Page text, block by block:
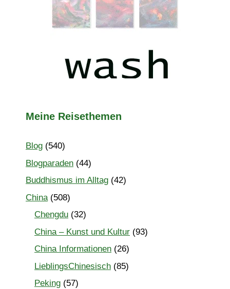
Meine Reisethemen
Blog (540)
Blogparaden (44)
Buddhismus im Alltag (42)
China(508)
Chengdu (32)
China – Kunst und Kultur (93)
China Informationen (26)
LieblingsChinesisch (85)
Peking (57)